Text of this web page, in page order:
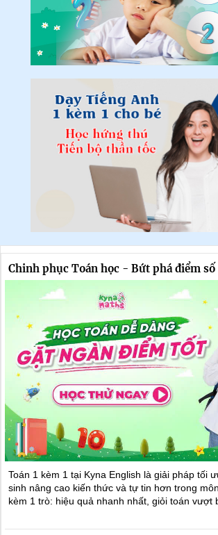
Chinh phục Toán học - Bứt phá điểm số
Toán 1 kèm 1 tại Kyna English là giải pháp tối
sinh nâng cao kiến thức và tự tin hơn trong
kèm 1 trò: hiệu quả nhanh nhất, giỏi toán vượt